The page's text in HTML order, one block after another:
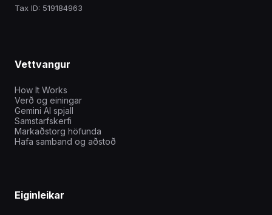
Tax ID: 519184963
Vettvangur
How It Works
Verð og einingar
Gemini AI spjall
Samstarfskerfi
Markaðstorg höfunda
Hafa samband og aðstoð
Eiginleikar